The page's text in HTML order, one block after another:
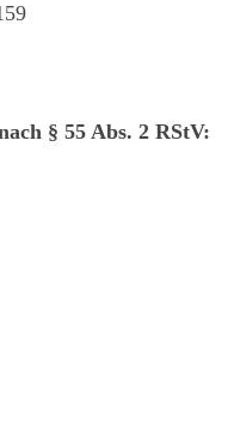
§ 55 Abs. 2 RStV: